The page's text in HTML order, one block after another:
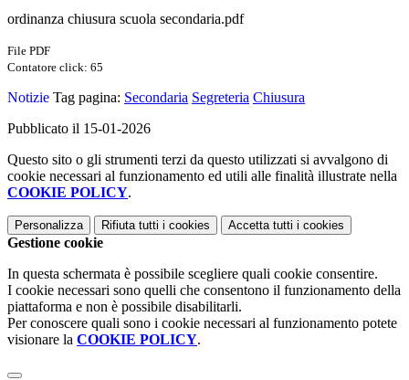
ordinanza chiusura scuola secondaria.pdf
File PDF
Contatore click: 65
Notizie Tag pagina: Secondaria Segreteria Chiusura
Pubblicato il 15-01-2026
Questo sito o gli strumenti terzi da questo utilizzati si avvalgono di
cookie necessari al funzionamento ed utili alle finalità illustrate nella
COOKIE POLICY.
Personalizza Rifiuta tutti i cookies Accetta tutti i cookies
Gestione cookie
In questa schermata è possibile scegliere quali cookie consentire.
I cookie necessari sono quelli che consentono il funzionamento della
piattaforma e non è possibile disabilitarli.
Per conoscere quali sono i cookie necessari al funzionamento potete
visionare la COOKIE POLICY.